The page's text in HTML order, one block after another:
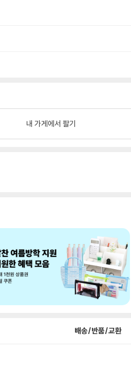
내 가게에서 팔기
배송/반품/교환